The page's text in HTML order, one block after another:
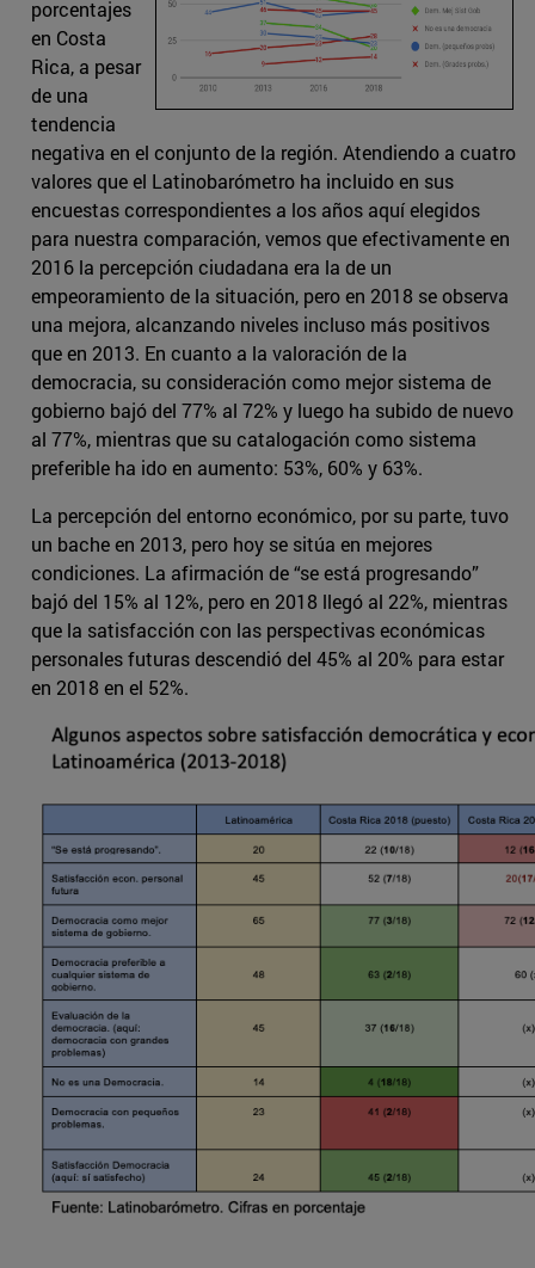
porcentajes
en Costa
Rica, a pesar
de una
tendencia
negativa en el conjunto de la región. Atendiendo a cuatro
valores que el Latinobarómetro ha incluido en sus
encuestas correspondientes a los años aquí elegidos
para nuestra comparación, vemos que efectivamente en
2016 la percepción ciudadana era la de un
empeoramiento de la situación, pero en 2018 se observa
una mejora, alcanzando niveles incluso más positivos
que en 2013. En cuanto a la valoración de la
democracia, su consideración como mejor sistema de
gobierno bajó del 77% al 72% y luego ha subido de nuevo
al 77%, mientras que su catalogación como sistema
preferible ha ido en aumento: 53%, 60% y 63%.
La percepción del entorno económico, por su parte, tuvo
un bache en 2013, pero hoy se sitúa en mejores
condiciones. La afirmación de “se está progresando”
bajó del 15% al 12%, pero en 2018 llegó al 22%, mientras
que la satisfacción con las perspectivas económicas
personales futuras descendió del 45% al 20% para estar
en 2018 en el 52%.